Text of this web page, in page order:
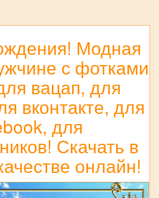
Модная
с фотками
вацап, для
вконтакте, для
для
Скачать в
онлайн!